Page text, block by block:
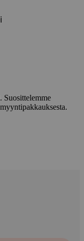
Suosittelemme